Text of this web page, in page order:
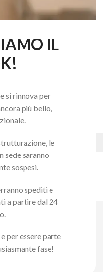
IL
si rinnova per
più bello,
le
sede saranno
sospesi.
spediti e
a partire dal 24
per essere parte
fase!
LIMA PLASTICA
AGGIUNGI AL CARRELLO